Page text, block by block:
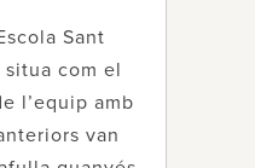
Sant
situa com el
l’equip amb
van